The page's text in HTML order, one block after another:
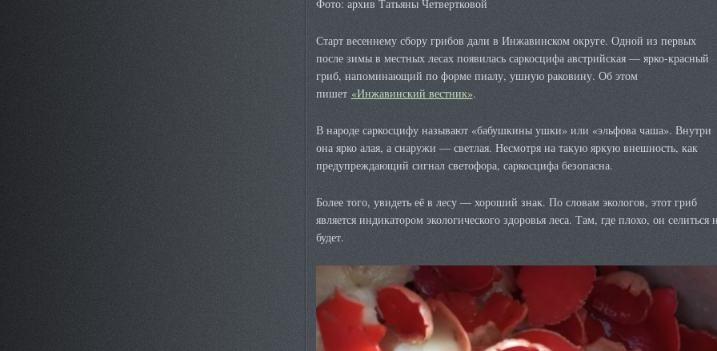
Фото: архив Татьяны Четвертковой
Старт весеннему сбору грибов дали в Инжавинском округе. Одной из первых
после зимы в местных лесах появилась саркосцифа австрийская — ярко-красный
гриб, напоминающий по форме пиалу, ушную раковину. Об этом
пишет «Инжавинский вестник».
В народе саркосцифу называют «бабушкины ушки» или «эльфова чаша». Внутри
она ярко алая, а снаружи — светлая. Несмотря на такую яркую внешность, как
предупреждающий сигнал светофора, саркосцифа безопасна.
Более того, увидеть её в лесу — хороший знак. По словам экологов, этот гриб
является индикатором экологического здоровья леса. Там, где плохо, он селиться
будет.